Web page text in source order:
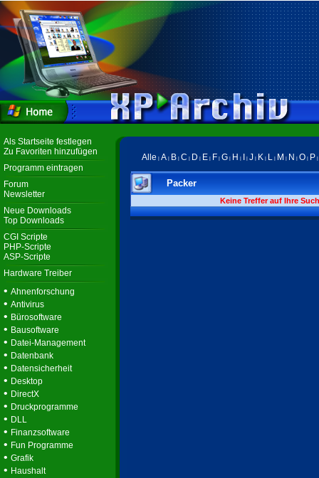
Als Startseite festlegen
Zu Favoriten hinzufügen
Programm eintragen
Forum
Newsletter
Neue Downloads
Top Downloads
CGI Scripte
PHP-Scripte
ASP-Scripte
Hardware Treiber
• Ahnenforschung
• Antivirus
• Bürosoftware
• Bausoftware
• Datei-Management
• Datenbank
• Datensicherheit
• Desktop
• DirectX
• Druckprogramme
• DLL
• Finanzsoftware
• Fun Programme
• Grafik
• Haushalt
Alle A B C D E F G H J K L M N O P
Packer
Keine Treffer auf Ihre